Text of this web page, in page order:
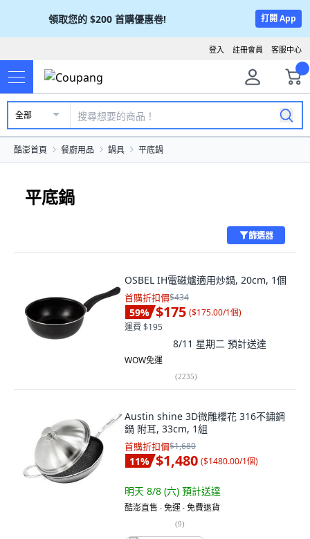
領取您的 $200 首購優惠卷! 打開 App
客服中心
註冊會員
登入
全部
酷澎首頁 餐廚用品 鍋具 平底鍋
平底鍋
篩選器
OSBEL IH電磁爐適用炒鍋, 20cm, 1個
首購折扣價$434
59% $175 ($175.00/1個)
運費 $195
8/11 星期二 預計送達
WOW免運
(2235)
Austin shine 3D微雕櫻花 316不鏽鋼
鍋 附耳, 33cm, 1組
首購折扣價$1,680
11% $1,480 ($1480.00/1個)
明天 8/8 (六) 預計送達
酷澎直售 ∙ 免運 ∙ 免費退貨
(9)